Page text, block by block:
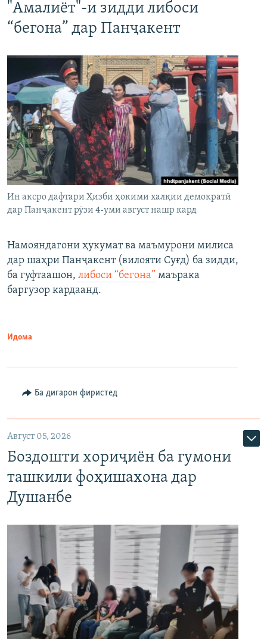
"Амалиёт"-и зидди либоси
“бегона” дар Панҷакент
Ин аксро дафтари Ҳизби ҳокими халқии демократӣ
дар Панҷакент рӯзи 4-уми август нашр кард
Намояндагони ҳукумат ва маъмурони милиса
дар шаҳри Панҷакент (вилояти Суғд) ба зидди,
ба гуфтаашон, либоси “бегона” маърака
баргузор кардаанд.
Идома
Ба дигарон фиристед
Август 05, 2026
Боздошти хориҷиён ба гумони
ташкили фоҳишахона дар
Душанбе